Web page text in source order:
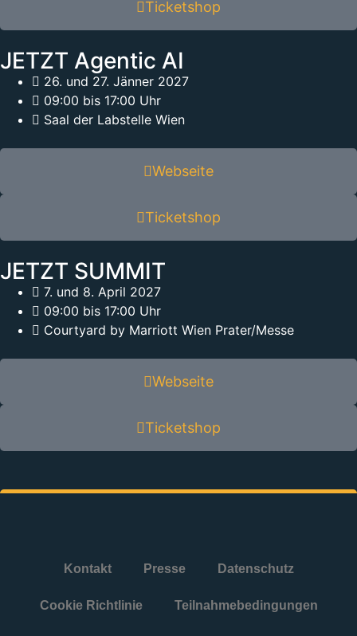
Ticketshop
JETZT Agentic AI
26. und 27. Jänner 2027
09:00 bis 17:00 Uhr
Saal der Labstelle Wien
Webseite
Ticketshop
JETZT SUMMIT
7. und 8. April 2027
09:00 bis 17:00 Uhr
Courtyard by Marriott Wien Prater/Messe
Webseite
Ticketshop
Kontakt Presse Datenschutz
Cookie Richtlinie Teilnahmebedingungen